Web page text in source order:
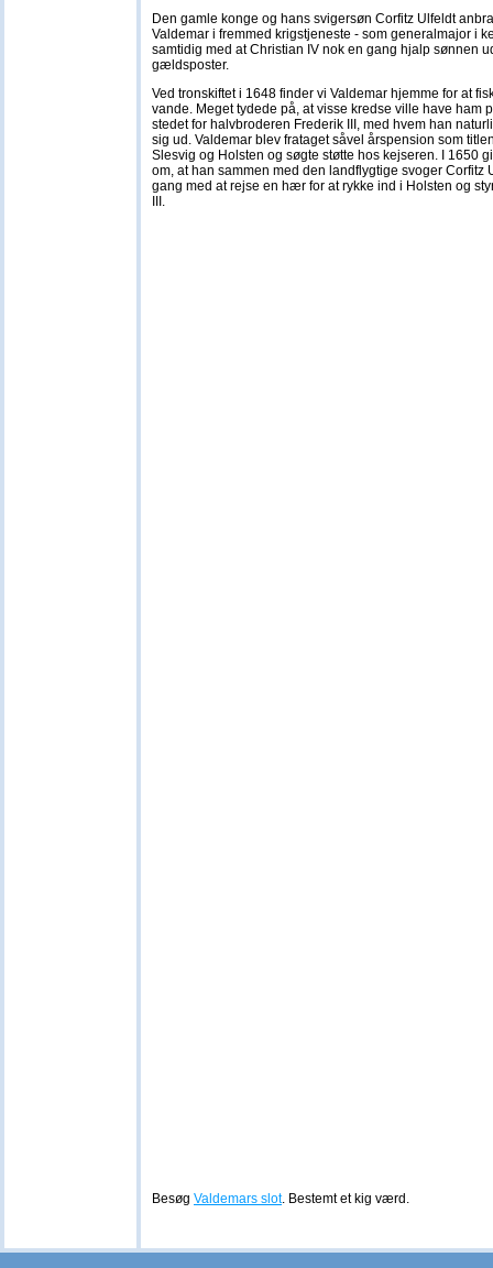
Den gamle konge og hans svigersøn Corfitz Ulfeldt
Valdemar i fremmed krigstjeneste - som generalmajor i
samtidig med at Christian IV nok en gang hjalp sønnen
gældsposter.
Ved tronskiftet i 1648 finder vi Valdemar hjemme for at
vande. Meget tydede på, at visse kredse ville have ham
stedet for halvbroderen Frederik III, med hvem han
sig ud. Valdemar blev frataget såvel årspension som
Slesvig og Holsten og søgte støtte hos kejseren. I 1650
om, at han sammen med den landflygtige svoger Corfitz
gang med at rejse en hær for at rykke ind i Holsten og
III.
Besøg Valdemars slot. Bestemt et kig værd.